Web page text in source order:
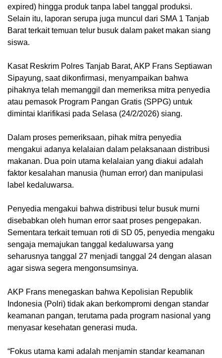
expired) hingga produk tanpa label tanggal produksi.
Selain itu, laporan serupa juga muncul dari SMA 1 Tanjab
Barat terkait temuan telur busuk dalam paket makan siang
siswa.
Kasat Reskrim Polres Tanjab Barat, AKP Frans Septiawan
Sipayung, saat dikonfirmasi, menyampaikan bahwa
pihaknya telah memanggil dan memeriksa mitra penyedia
atau pemasok Program Pangan Gratis (SPPG) untuk
dimintai klarifikasi pada Selasa (24/2/2026) siang.
Dalam proses pemeriksaan, pihak mitra penyedia
mengakui adanya kelalaian dalam pelaksanaan distribusi
makanan. Dua poin utama kelalaian yang diakui adalah
faktor kesalahan manusia (human error) dan manipulasi
label kedaluwarsa.
Penyedia mengakui bahwa distribusi telur busuk murni
disebabkan oleh human error saat proses pengepakan.
Sementara terkait temuan roti di SD 05, penyedia mengaku
sengaja memajukan tanggal kedaluwarsa yang
seharusnya tanggal 27 menjadi tanggal 24 dengan alasan
agar siswa segera mengonsumsinya.
AKP Frans menegaskan bahwa Kepolisian Republik
Indonesia (Polri) tidak akan berkompromi dengan standar
keamanan pangan, terutama pada program nasional yang
menyasar kesehatan generasi muda.
“Fokus utama kami adalah menjamin standar keamanan